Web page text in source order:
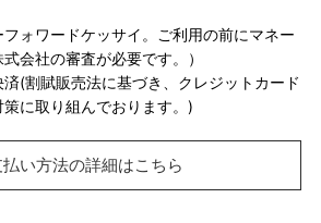
フォワードケッサイ。ご利用の前にマネー
会社の審査が必要です。）
済(割賦販売法に基づき、クレジットカード
に取り組んでおります。)
払い方法の詳細はこちら